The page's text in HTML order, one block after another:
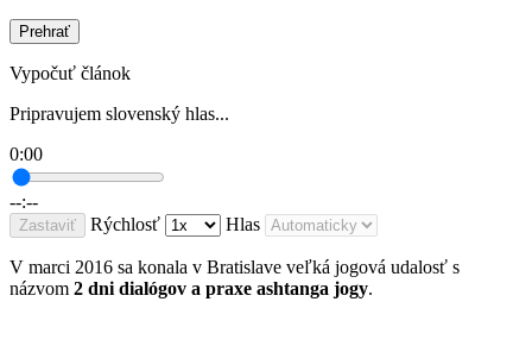
Prehrať
Vypočuť článok
Pripravujem slovenský hlas...
0:00
--:--
Zastaviť Rýchlosť Hlas
V marci 2016 sa konala v Bratislave veľká jogová udalosť s
názvom 2 dni dialógov a praxe ashtanga jogy.